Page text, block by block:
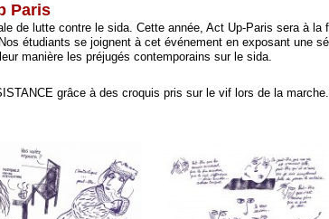
Paris
de lutte contre le sida. Cette année, Act Up-Paris sera à la
étudiants se joignent à cet événement en exposant une
manière les préjugés contemporains sur le sida.
grâce à des croquis pris sur le vif lors de la